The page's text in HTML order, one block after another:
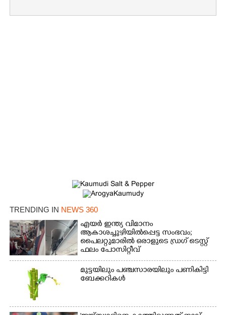
TRENDING IN NEWS 360
എയർ ഇന്ത്യ വിമാനം
ആകാശച്ചുഴിയിൽപ്പെട്ട സംഭവം;
പൈലറ്റുമാരിൽ ഒരാളുടെ ഡ്രഗ് ടെസ്റ്റ്
ഫലം പോസിറ്റീവ്
മുട്ടയിലും പഞ്ചസാരയിലും പണികിട്ടി
ബേക്കറികൾ